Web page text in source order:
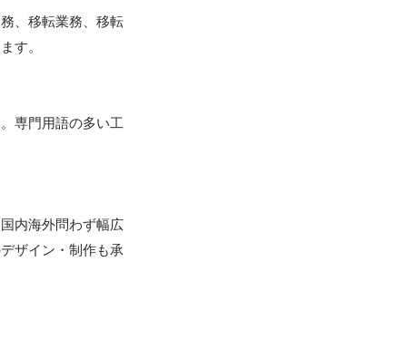
、移転業務、移転
す。
専門用語の多い工
内海外問わず幅広
ザイン・制作も承